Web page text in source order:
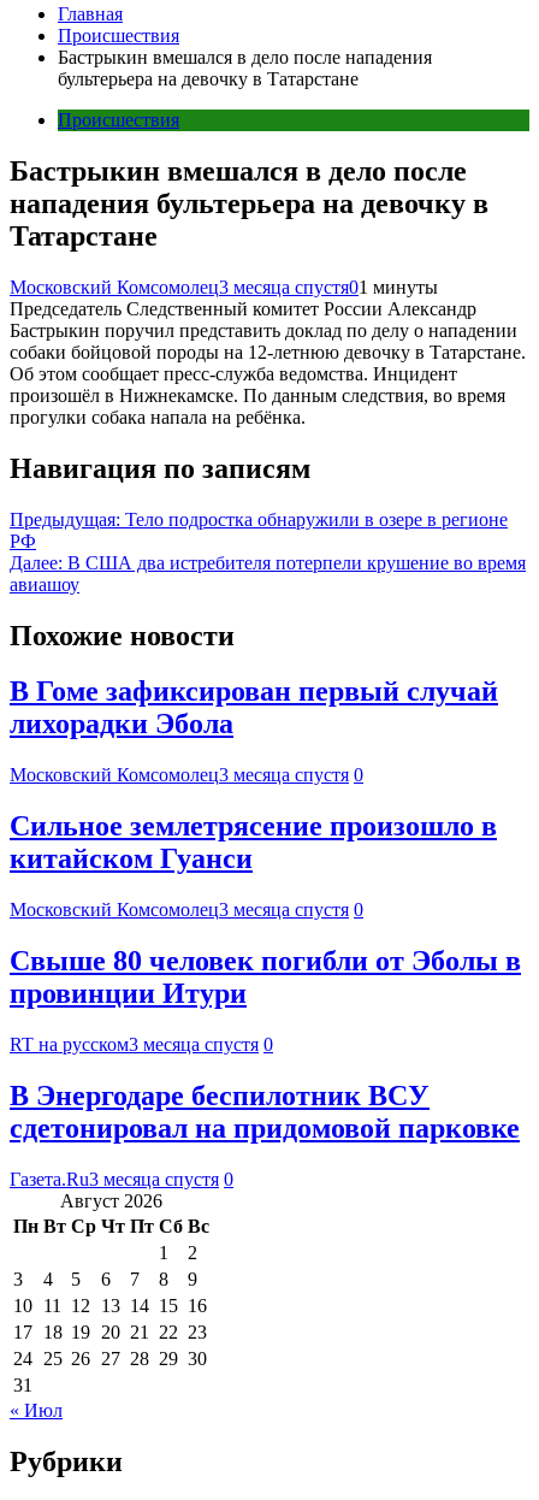
Главная
Происшествия
Бастрыкин вмешался в дело после нападения
бультерьера на девочку в Татарстане
Происшествия
Бастрыкин вмешался в дело после
нападения бультерьера на девочку в
Татарстане
Московский Комсомолец3 месяца спустя01 минуты
Председатель Следственный комитет России Александр
Бастрыкин поручил представить доклад по делу о нападении
собаки бойцовой породы на 12-летнюю девочку в Татарстане.
Об этом сообщает пресс-служба ведомства. Инцидент
произошёл в Нижнекамске. По данным следствия, во время
прогулки собака напала на ребёнка.
Навигация по записям
Предыдущая: Тело подростка обнаружили в озере в регионе
РФ
Далее: В США два истребителя потерпели крушение во время
авиашоу
Похожие новости
В Гоме зафиксирован первый случай
лихорадки Эбола
Московский Комсомолец3 месяца спустя 0
Сильное землетрясение произошло в
китайском Гуанси
Московский Комсомолец3 месяца спустя 0
Свыше 80 человек погибли от Эболы в
провинции Итури
RT на русском3 месяца спустя 0
В Энергодаре беспилотник ВСУ
сдетонировал на придомовой парковке
Газета.Ru3 месяца спустя 0
Август 2026
Пн Вт Ср Чт Пт Сб Вс
1
2
3
4 5 6 7 8
9
10 11 12 13 14 15 16
17 18 19 20 21 22 23
24 25 26 27 28 29 30
31
« Июл
Рубрики